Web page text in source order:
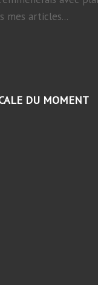
mes articles...
DU MOMENT